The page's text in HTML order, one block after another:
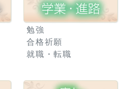
勉強
合格祈願
就職・転職